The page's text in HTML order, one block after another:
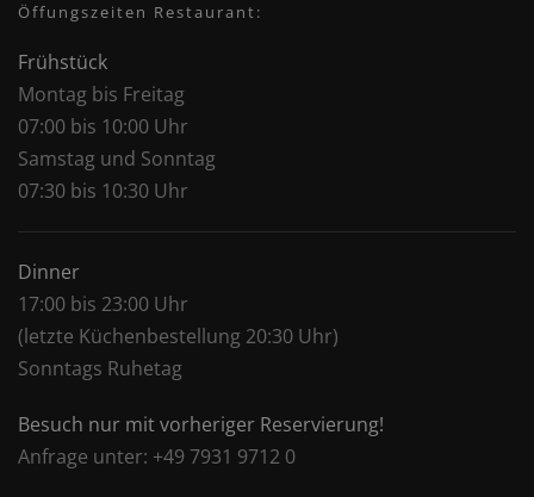
Öffungszeiten Restaurant:
Frühstück
Montag bis Freitag
07:00 bis 10:00 Uhr
Samstag und Sonntag
07:30 bis 10:30 Uhr
Dinner
17:00 bis 23:00 Uhr
(letzte Küchenbestellung 20:30 Uhr)
Sonntags Ruhetag
Besuch nur mit vorheriger Reservierung!
Anfrage unter: +49 7931 9712 0